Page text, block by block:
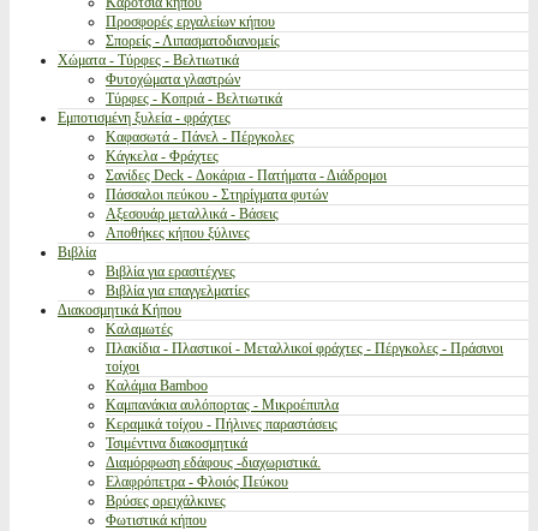
Προσφορές εργαλείων κήπου
Σπορείς - Λιπασματοδιανομείς
Χώματα - Τύρφες - Βελτιωτικά
Φυτοχώματα γλαστρών
Τύρφες - Κοπριά - Βελτιωτικά
Εμποτισμένη ξυλεία - φράχτες
Καφασωτά - Πάνελ - Πέργκολες
Κάγκελα - Φράχτες
Σανίδες Deck - Δοκάρια - Πατήματα - Διάδρομοι
Πάσσαλοι πεύκου - Στηρίγματα φυτών
Αξεσουάρ μεταλλικά - Βάσεις
Αποθήκες κήπου ξύλινες
Βιβλία
Βιβλία για ερασιτέχνες
Βιβλία για επαγγελματίες
Διακοσμητικά Κήπου
Καλαμωτές
Πλακίδια - Πλαστικοί - Μεταλλικοί φράχτες - Πέργκολες - Πράσινοι
τοίχοι
Καλάμια Bamboo
Καμπανάκια αυλόπορτας - Μικροέπιπλα
Κεραμικά τοίχου - Πήλινες παραστάσεις
Τσιμέντινα διακοσμητικά
Διαμόρφωση εδάφους -διαχωριστικά.
Ελαφρόπετρα - Φλοιός Πεύκου
Βρύσες ορειχάλκινες
Φωτιστικά κήπου